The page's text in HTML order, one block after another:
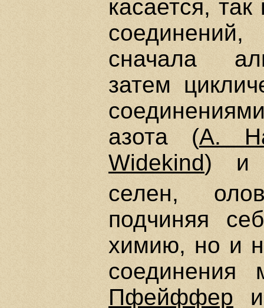
касается,
сначала
затем
азота (A.
Widekind) и
селен,
подчиняя
химию, но и
соединения
Пфейффер